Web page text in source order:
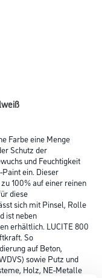
Farbe eine Menge
Schutz der
und Feuchtigkeit
ein. Dieser
100% auf einer reinen
diese
sich mit Pinsel, Rolle
ist neben
erhältlich. LUCITE 800
So
auf Beton,
sowie Putz und
Holz, NE-Metalle